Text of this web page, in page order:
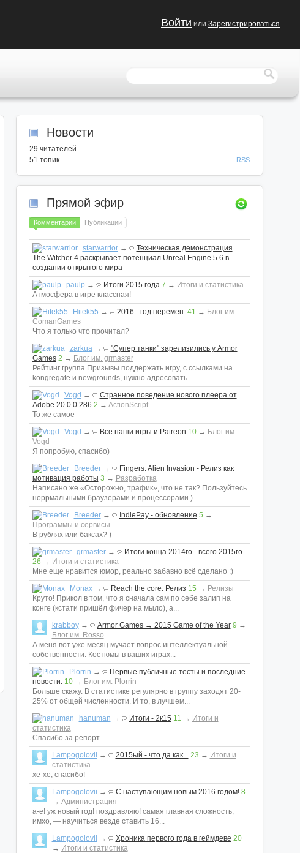
Войти или Зарегистрироваться
Новости
29 читателей
51 топик
RSS
Прямой эфир
Комментарии Публикации
starwarrior→
Техническая демонстрация
The Witcher 4 раскрывает потенциал Unreal Engine 5.6 в
создании открытого мира
paulp → Итоги 2015 года 7 → Итоги и статистика
Атмосфера в игре классная!
Hitek55 → 2016 - год перемен. 41 → Блог им.
ComanGames
Что я только что прочитал?
zarkua→
"Супер танки" зарелизились у Armor
Games 2 → Блог им. grmaster
Рейтинг группа Призывы поддержать игру, с ссылками на
kongregate и newgrounds, нужно адресовать...
Vogd →
Странное поведение нового плеера от
Adobe 20.0.0.286 2 → ActionScript
То же самое
Vogd → Все наши игры и Patreon 10→ Блог им.
Vogd
Я попробую, спасибо)
Breeder→
Fingers: Alien Invasion - Релиз как
мотивация работы 3 → Разработка
Написано же «Осторожно, трафик», что не так? Пользуйтесь
норрмальными браузерами и процессорами )
Breeder→ IndiePay - обновление 5 →
Программы и сервисы
В рублях или баксах? )
grmaster→
Итоги конца 2014го - всего 2015го
26 → Итоги и статистика
Мне еще нравится юмор, реально забавно всё сделано :)
Monax→ Reach the core. Релиз 15 → Релизы
Круто! Прикол в том, что я сначала сам по себе залип на
конге (кстати пришёл фичер на мыло), а...
krabboy→ Armor Games → 2015 Game of the Year 9 →
Блог им. Rosso
А меня вот уже месяц мучает вопрос интеллектуальной
собственности. Костюмы в ваших играх...
Plorrin →
Первые публичные тесты и последние
новости. 10→ Блог им. Plorrin
Больше скажу. В статистике регулярно в группу заходят 20-
25% от общей численности. И то, в лучшем...
hanuman → Итоги - 2к15 11 → Итоги и
статистика
Спасибо за репорт.
Lampogolovii → 2015ый - что да как... 23 → Итоги и
статистика
хе-хе, спасибо!
Lampogolovii → С наступающим новым 2016 годом! 8
→ Администрация
а-е! уж новый год! поздравляю! самая главная сложность,
имхо, — научиться везде ставить 16...
Lampogolovii → Хроника первого года в геймдеве 20
→ Итоги и статистика